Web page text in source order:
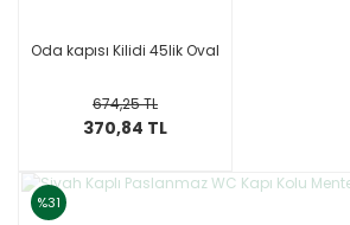
Oda kapısı Kilidi 45lik Oval
674,25 TL
370,84 TL
%31